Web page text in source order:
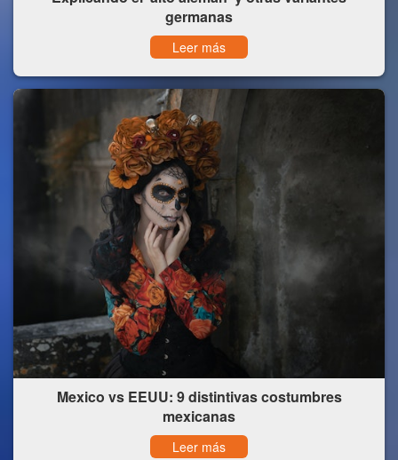
germanas
Leer más
Mexico vs EEUU: 9 distintivas costumbres
mexicanas
Leer más